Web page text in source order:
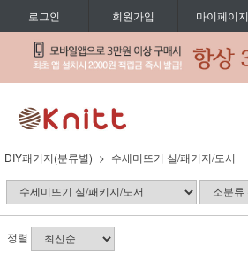
로그인 회원가입 마이페이지
DIY패키지(분류별) 수세미뜨기 실/패키지/도서
정렬